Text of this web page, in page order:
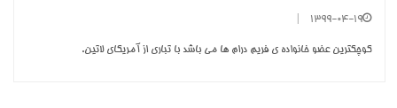
1399-04-19
کوچکترین عضو خانواده ی فریم درام ها می باشد با تباری از آمریکای لاتین.